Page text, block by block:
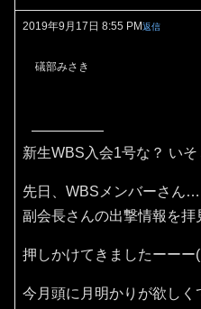
2019年9月17日 8:55 PM返信
礒部みさき
新生WBS入会1号な？ い
先日、WBSメンバーさん…
副会長さんの出撃情報を拝
押しかけてきましたーーー
今月頭に月明かりが欲しく